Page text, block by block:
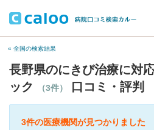
« 全国の検索結果
長野県のにきび治療に対
ック
（3件） 口コミ・評判
3件の医療機関が見つかりました